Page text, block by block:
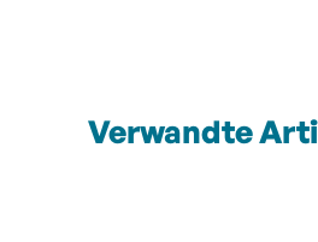
Verwandte